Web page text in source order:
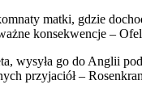
matki, gdzie
konsekwencje –
wysyła go do Anglii
przyjaciół –